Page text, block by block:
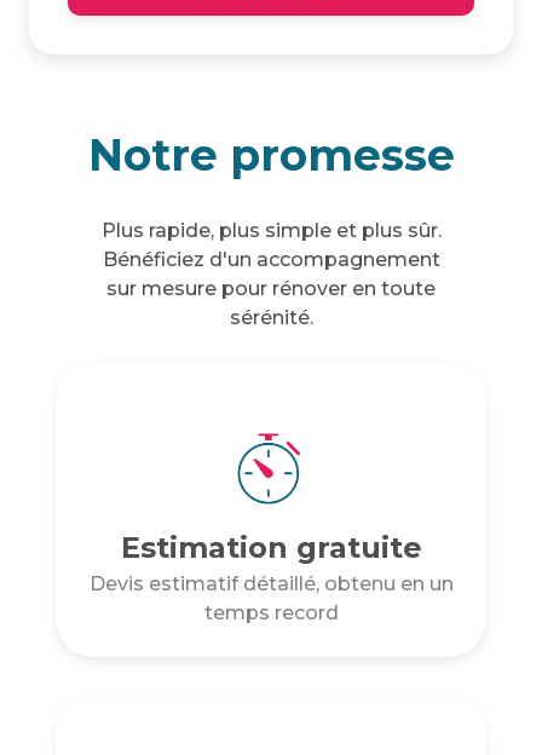
Notre promesse
Plus rapide, plus simple et plus sûr.
Bénéficiez d'un accompagnement
sur mesure pour rénover en toute
sérénité.
Estimation gratuite
Devis estimatif détaillé, obtenu en un
temps record